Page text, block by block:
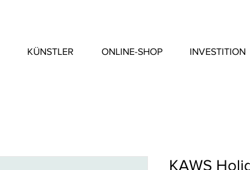
KÜNSTLER ONLINE-SHOP INVESTITION
KAWS